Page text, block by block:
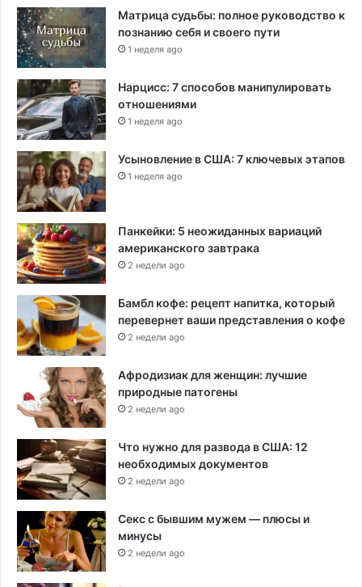
о
ж
и
д
а
н
и
я
Матрица судьбы: полное руководство к
познанию себя и своего пути
1 неделя ago
Нарцисс: 7 способов манипулировать
отношениями
1 неделя ago
Усыновление в США: 7 ключевых этапов
1 неделя ago
Панкейки: 5 неожиданных вариаций
американского завтрака
2 недели ago
Бамбл кофе: рецепт напитка, который
перевернет ваши представления о кофе
2 недели ago
Афродизиак для женщин: лучшие
природные патогены
2 недели ago
Что нужно для развода в США: 12
необходимых документов
2 недели ago
Секс с бывшим мужем — плюсы и
минусы
2 недели ago